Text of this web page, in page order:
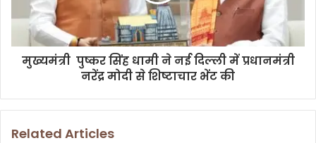
मुख्यमंत्री पुष्कर सिंह धामी ने नई दिल्ली में प्रधानमंत्री
नरेंद्र मोदी से शिष्टाचार भेंट की
Related Articles